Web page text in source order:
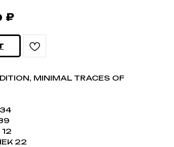
₽
MINIMAL TRACES OF
22